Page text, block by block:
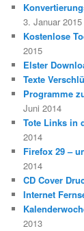
3. Januar 2015
Kostenlose
2015
Elster
Texte
Programme
Juni 2014
Tote Links in
2014
Firefox 29 –
2014
CD Cover
Internet
2013